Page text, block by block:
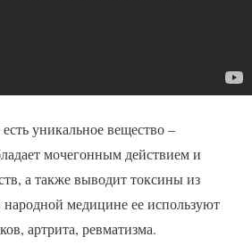
уникальное вещество –
мочегонным действием и
а также выводит токсины из
медицине ее используют
артрита, ревматизма.